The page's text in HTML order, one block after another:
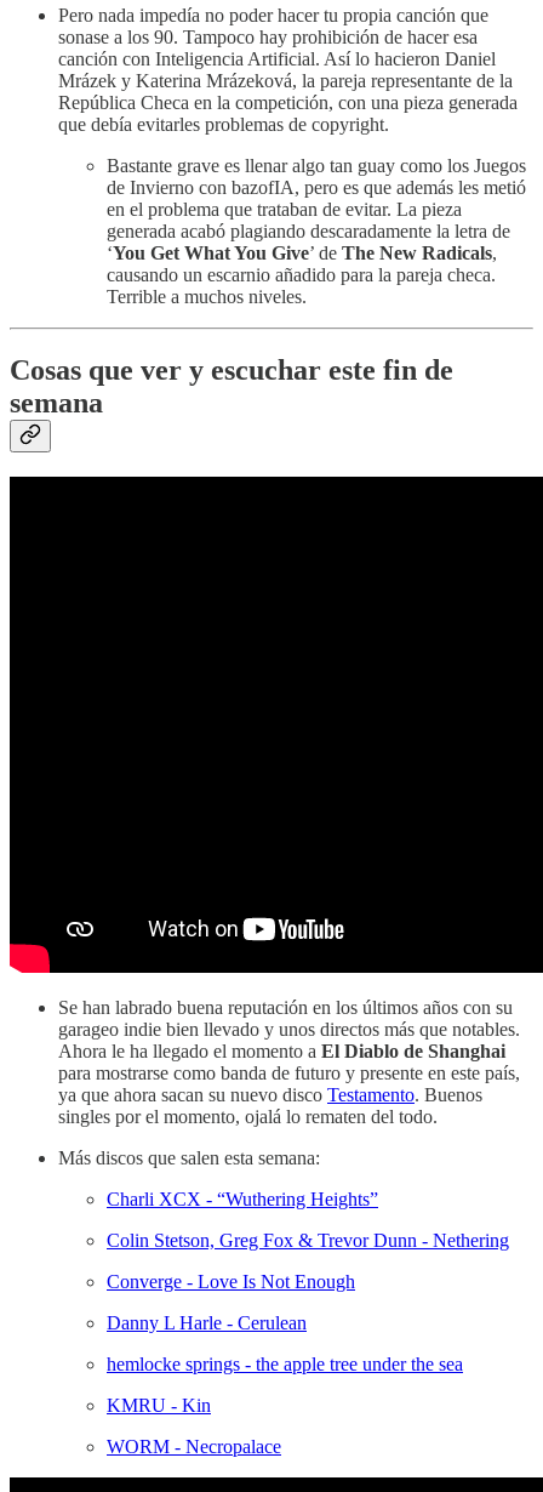
Pero nada impedía no poder hacer tu propia canción que
sonase a los 90. Tampoco hay prohibición de hacer esa
canción con Inteligencia Artificial. Así lo hacieron Daniel
Mrázek y Katerina Mrázeková, la pareja representante de la
República Checa en la competición, con una pieza generada
que debía evitarles problemas de copyright.
Bastante grave es llenar algo tan guay como los Juegos
de Invierno con bazofIA, pero es que además les metió
en el problema que trataban de evitar. La pieza
generada acabó plagiando descaradamente la letra de
‘You Get What You Give’ de The New Radicals,
causando un escarnio añadido para la pareja checa.
Terrible a muchos niveles.
Cosas que ver y escuchar este fin de
semana
Se han labrado buena reputación en los últimos años con su
garageo indie bien llevado y unos directos más que notables.
Ahora le ha llegado el momento a El Diablo de Shanghai
para mostrarse como banda de futuro y presente en este país,
ya que ahora sacan su nuevo disco Testamento. Buenos
singles por el momento, ojalá lo rematen del todo.
Más discos que salen esta semana:
Charli XCX - “Wuthering Heights”
Colin Stetson, Greg Fox & Trevor Dunn - Nethering
Converge - Love Is Not Enough
Danny L Harle - Cerulean
hemlocke springs - the apple tree under the sea
KMRU - Kin
WORM - Necropalace